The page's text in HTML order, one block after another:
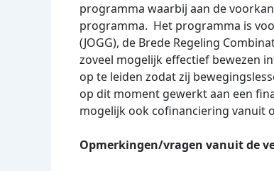
programma waarbij aan de
programma. Het programma is
(JOGG), de Brede Regeling
zoveel mogelijk effectief bewezen
op te leiden zodat zij
op dit moment gewerkt aan een
mogelijk ook cofinanciering vanuit
Opmerkingen/vragen vanuit de